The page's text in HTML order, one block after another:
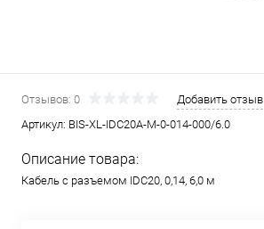
Отзывов: 0
Добавить отзыв
Артикул: BIS-XL-IDC20A-M-0-014-000/6.0
Описание товара:
Кабель с разъемом IDC20, 0,14, 6,0 м